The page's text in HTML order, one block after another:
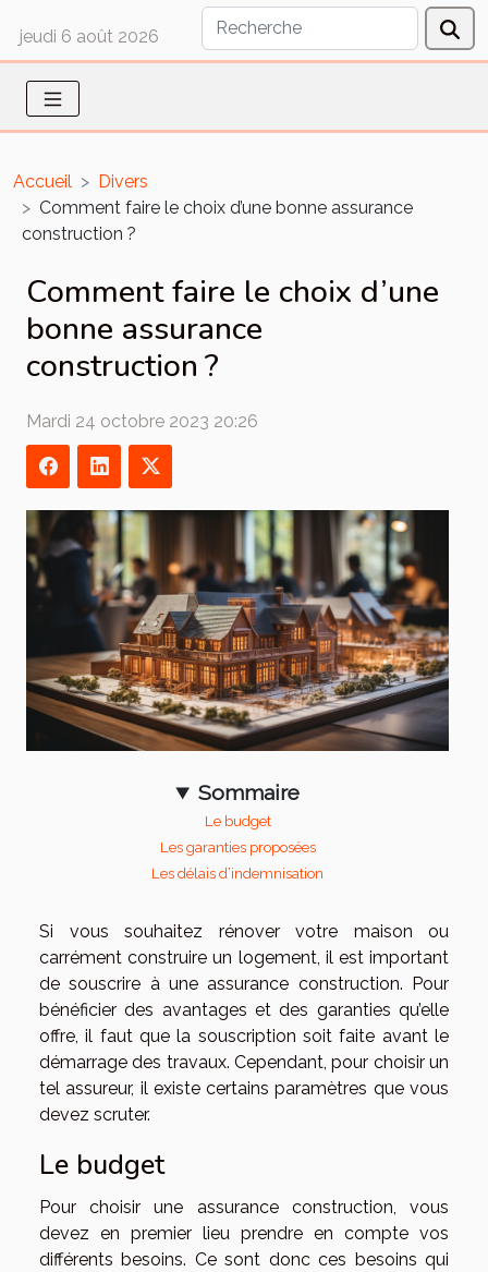
jeudi 6 août 2026
Accueil
Divers
Comment faire le choix d’une bonne assurance
construction ?
Comment faire le choix d’une
bonne assurance
construction ?
Mardi 24 octobre 2023 20:26
Sommaire
Le budget
Les garanties proposées
Les délais d’indemnisation
Si vous souhaitez rénover votre maison ou
carrément construire un logement, il est important
de souscrire à une assurance construction. Pour
bénéficier des avantages et des garanties qu’elle
offre, il faut que la souscription soit faite avant le
démarrage des travaux. Cependant, pour choisir un
tel assureur, il existe certains paramètres que vous
devez scruter.
Le budget
Pour choisir une assurance construction, vous
devez en premier lieu prendre en compte vos
différents besoins. Ce sont donc ces besoins qui